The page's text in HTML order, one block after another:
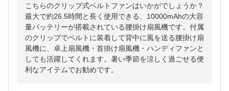
こちらのクリップ式ベルトファンはいかがでしょうか？
最大で約26.5時間と長く使用できる、10000mAhの大容
量バッテリーが搭載されている腰掛け扇風機です。付属
のクリップでベルトに装着して背中に風を送る腰掛け扇
風機に、卓上扇風機・首掛け扇風機・ハンディファンと
しても活躍してくれます。暑い季節を涼しく過ごせる便
利なアイテムでお勧めです。